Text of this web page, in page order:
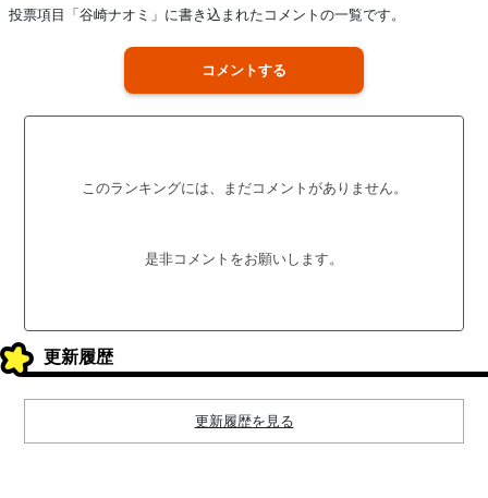
投票項目「谷崎ナオミ」に書き込まれたコメントの一覧です。
コメントする
このランキングには、まだコメントがありません。
是非コメントをお願いします。
更新履歴
更新履歴を見る